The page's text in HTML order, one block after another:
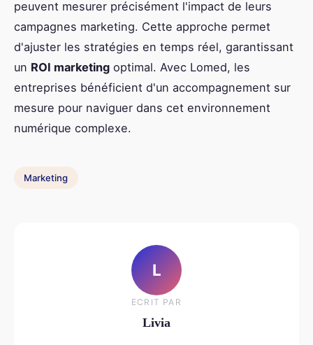
peuvent mesurer précisément l'impact de leurs
campagnes marketing. Cette approche permet
d'ajuster les stratégies en temps réel, garantissant
un ROI marketing optimal. Avec Lomed, les
entreprises bénéficient d'un accompagnement sur
mesure pour naviguer dans cet environnement
numérique complexe.
Marketing
L
ECRIT PAR
Livia